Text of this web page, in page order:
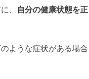
、
自分の健康状態を正
ような症状がある場合